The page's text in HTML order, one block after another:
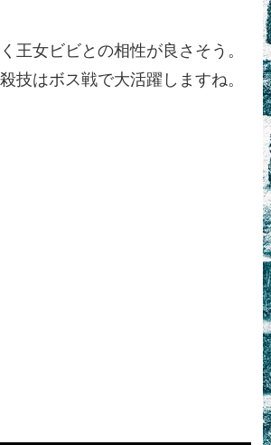
王女ビビとの相性が良さそう。
技はボス戦で大活躍しますね。